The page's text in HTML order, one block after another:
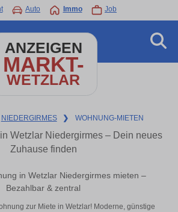
Auto Immo Job
ANZEIGEN
MARKT-
WETZLAR
NIEDERGIRMES ❯ WOHNUNG-MIETEN
Wetzlar Niedergirmes – Dein neues
Zuhause finden
in Wetzlar Niedergirmes mieten –
Bezahlbar & zentral
zur Miete in Wetzlar! Moderne, günstige